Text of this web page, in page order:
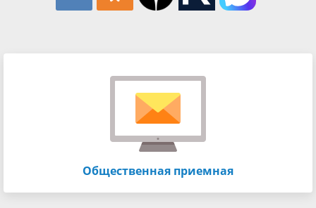
Общественная приемная